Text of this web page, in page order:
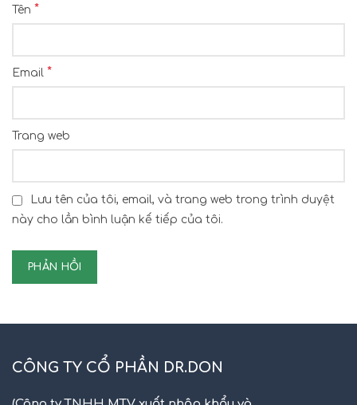
Tên *
Email *
Trang web
Lưu tên của tôi, email, và trang web trong trình duyệt
này cho lần bình luận kế tiếp của tôi.
CÔNG TY CỔ PHẦN DR.DON